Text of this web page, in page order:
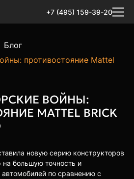
+7 (495) 159-39-20
Блог
противостояние Mattel
ВОЙНЫ:
MATTEL BRICK
новую серию конструкторов
на большую точность и
по сравнению с